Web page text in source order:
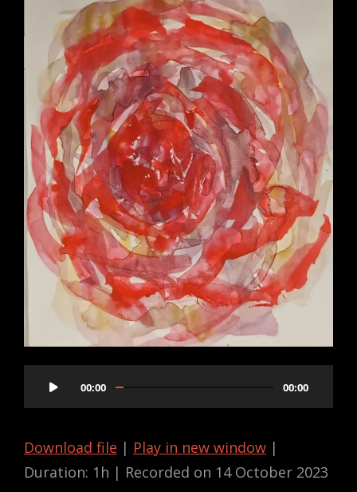
00:00 00:00
Download file | Play in new window |
Duration: 1h | Recorded on 14 October 2023